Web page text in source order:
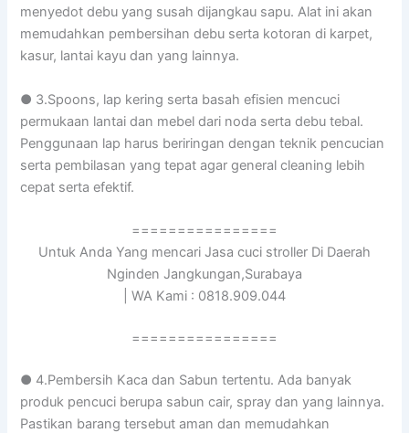
menyedot debu yang susah dijangkau sapu. Alat ini akan
memudahkan pembersihan debu serta kotoran di karpet,
kasur, lantai kayu dan yang lainnya.
● 3.Spoons, lap kering serta basah efisien mencuci
permukaan lantai dan mebel dari noda serta debu tebal.
Penggunaan lap harus beriringan dengan teknik pencucian
serta pembilasan yang tepat agar general cleaning lebih
cepat serta efektif.
================
Untuk Anda Yang mencari Jasa cuci stroller Di Daerah
Nginden Jangkungan,Surabaya
| WA Kami : 0818.909.044
================
● 4.Pembersih Kaca dan Sabun tertentu. Ada banyak
produk pencuci berupa sabun cair, spray dan yang lainnya.
Pastikan barang tersebut aman dan memudahkan